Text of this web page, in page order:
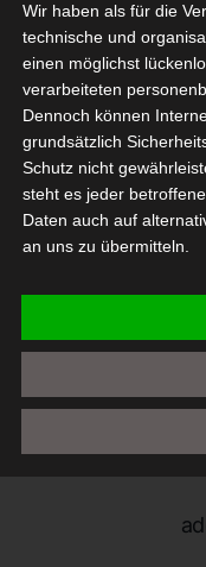
Wir haben als für die
technische und
einen möglichst
verarbeiteten
Dennoch können
grundsätzlich
Schutz nicht
steht es jeder
Daten auch auf
an uns zu übermitteln.
Die
durch den
beim Erlass der
verwendet wurden.
die Öffentlichkeit als
Begrifflichkeiten